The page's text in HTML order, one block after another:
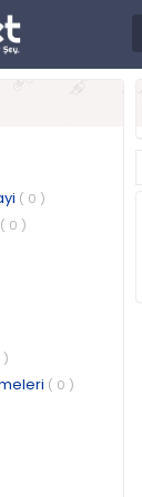
( 0 )
( 0 )
)
( 0 )